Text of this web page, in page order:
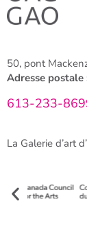
50, pont
Adresse postale
613-233-
La Galerie d’art